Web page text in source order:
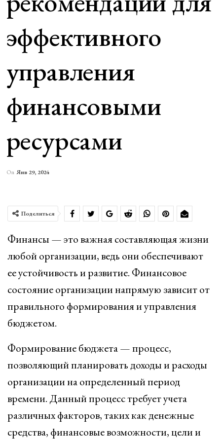
эффективного
управления
финансовыми
ресурсами
On Янв 29, 2024
Поделиться
Финансы — это важная составляющая жизни
любой организации, ведь они обеспечивают
ее устойчивость и развитие. Финансовое
состояние организации напрямую зависит от
правильного формирования и управления
бюджетом.
Формирование бюджета — процесс,
позволяющий планировать доходы и расходы
организации на определенный период
времени. Данный процесс требует учета
различных факторов, таких как денежные
средства, финансовые возможности, цели и